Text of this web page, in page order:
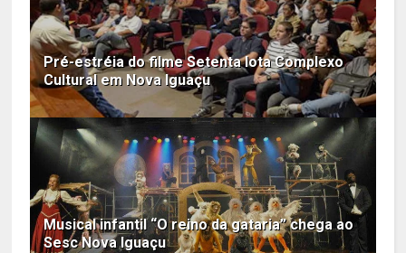
Pré-estréia do filme Setenta lota Complexo
Cultural em Nova Iguaçu
Musical infantil “O reino da gataria” chega ao
Sesc Nova Iguaçu